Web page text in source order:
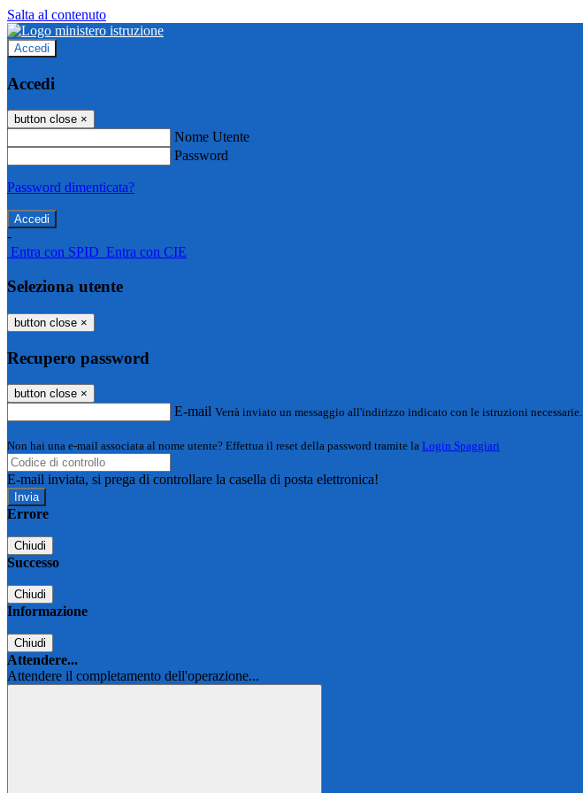
Salta al contenuto
Accedi
Accedi
button close ×
Nome Utente
Password
Password dimenticata?
-
Entra con SPID Entra con CIE
Seleziona utente
button close ×
Recupero password
button close ×
E-mail Verrà inviato un messaggio all'indirizzo indicato con le istruzioni necessarie.
Non hai una e-mail associata al nome utente? Effettua il reset della password tramite la Login Spaggiari
E-mail inviata, si prega di controllare la casella di posta elettronica!
Errore
Chiudi
Successo
Chiudi
Informazione
Chiudi
Attendere...
Attendere il completamento dell'operazione...